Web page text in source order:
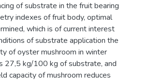
of substrate in the fruit bearing
indexes of fruit body, optimal
which is of current interest
of substrate application the
of oyster mushroom in winter
27,5 kg/100 kg of substrate, and
capacity of mushroom reduces